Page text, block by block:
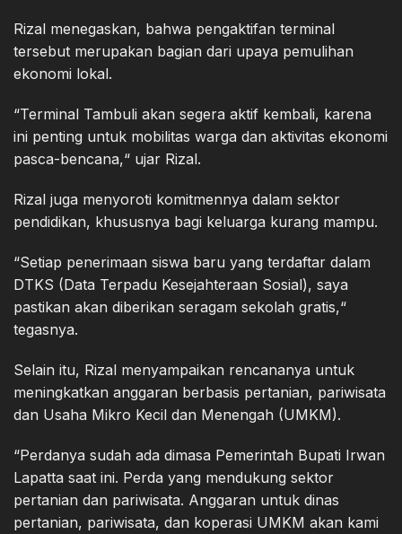
Rizal menegaskan, bahwa pengaktifan terminal
tersebut merupakan bagian dari upaya pemulihan
ekonomi lokal.
“Terminal Tambuli akan segera aktif kembali, karena
ini penting untuk mobilitas warga dan aktivitas ekonomi
pasca-bencana,“ ujar Rizal.
Rizal juga menyoroti komitmennya dalam sektor
pendidikan, khususnya bagi keluarga kurang mampu.
“Setiap penerimaan siswa baru yang terdaftar dalam
DTKS (Data Terpadu Kesejahteraan Sosial), saya
pastikan akan diberikan seragam sekolah gratis,“
tegasnya.
Selain itu, Rizal menyampaikan rencananya untuk
meningkatkan anggaran berbasis pertanian, pariwisata
dan Usaha Mikro Kecil dan Menengah (UMKM).
“Perdanya sudah ada dimasa Pemerintah Bupati Irwan
Lapatta saat ini. Perda yang mendukung sektor
pertanian dan pariwisata. Anggaran untuk dinas
pertanian, pariwisata, dan koperasi UMKM akan kami